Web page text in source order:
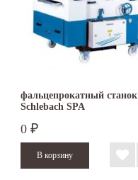
фальцепрокатный станок
Schlebach SPA
0 ₽